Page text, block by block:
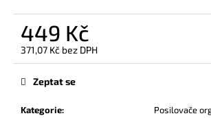
449 Kč
371,07 Kč bez DPH
Měrná
Kategorie:
Posilovače
Zeptat se
D
o
p